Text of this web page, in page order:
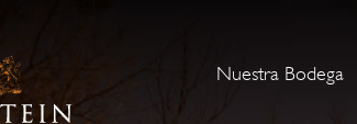
Nuestra Bodega